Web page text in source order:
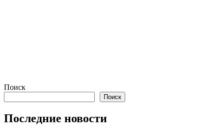
Поиск
Поиск
Последние новости